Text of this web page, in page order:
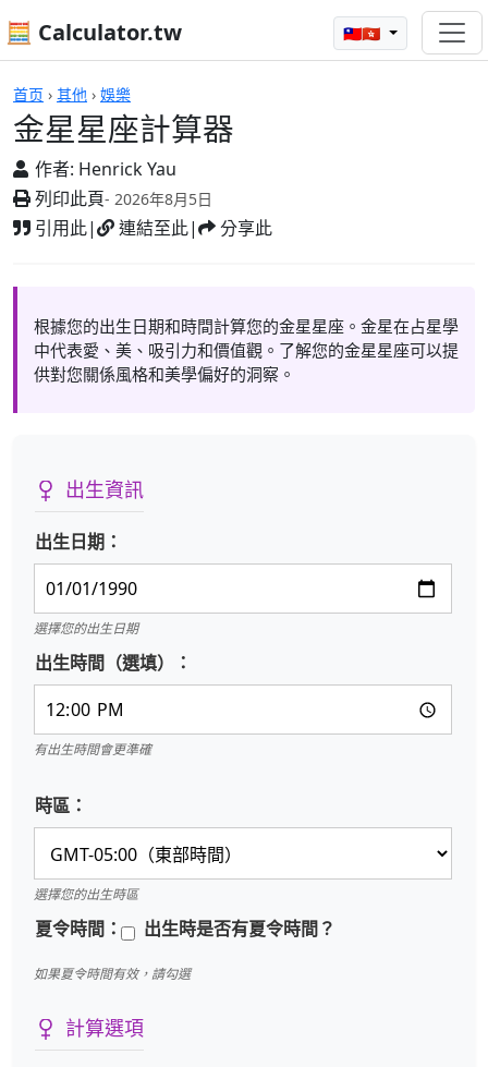
🧮 Calculator.tw 🇹🇼🇭🇰
首页 › 其他 › 娛樂
金星星座計算器
作者: Henrick Yau
列印此頁- 2026年8月5日
引用此| 連結至此| 分享此
計算機
根據您的出生日期和時間計算您的金星星座。金星在占星學
中代表愛、美、吸引力和價值觀。了解您的金星星座可以提
供對您關係風格和美學偏好的洞察。
出生資訊
出生日期：
選擇您的出生日期
出生時間（選填）：
有出生時間會更準確
時區：
選擇您的出生時區
夏令時間： 出生時是否有夏令時間？
如果夏令時間有效，請勾選
計算選項